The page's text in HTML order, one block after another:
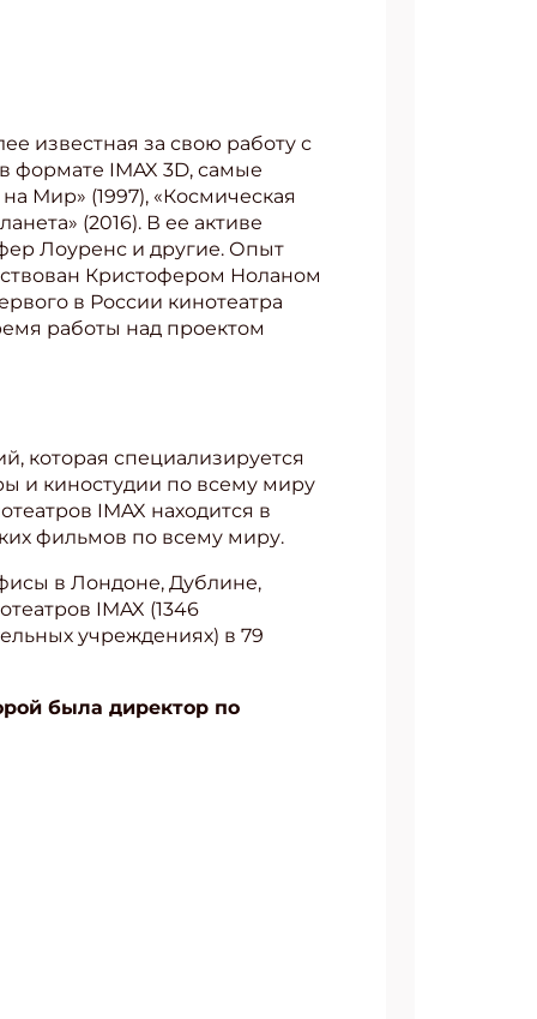
известная за свою работу с
формате IMAX 3D, самые
Мир» (1997), «Космическая
(2016). В ее активе
Лоуренс и другие. Опыт
Кристофером Ноланом
в России кинотеатра
работы над проектом
которая специализируется
и киностудии по всему миру
IMAX находится в
фильмов по всему миру.
в Лондоне, Дублине,
IMAX (1346
учреждениях) в 79
была директор по